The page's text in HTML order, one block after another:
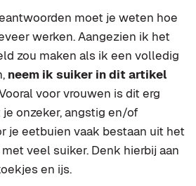
moet je weten hoe
werken. Aangezien ik het
zou maken als ik een volledig
neem ik suiker in dit artikel
voor vrouwen is dit erg
onzeker, angstig en/of
je eetbuien vaak bestaan uit het
veel suiker. Denk hierbij aan
en ijs.